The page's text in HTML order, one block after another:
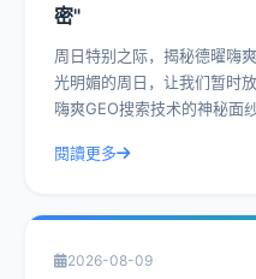
密"
周日特别之际，揭秘德曜嗨爽
光明媚的周日，让我们暂时
嗨爽GEO搜索技术的神秘面
閱讀更多
2026-08-09